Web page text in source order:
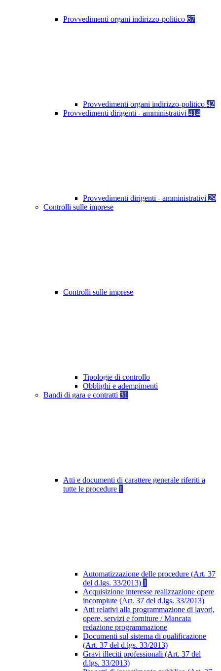
Provvedimenti organi indirizzo-politico 67
Provvedimenti organi indirizzo-politico 42
Provvedimenti dirigenti - amministrativi 414
Provvedimenti dirigenti - amministrativi 29
Controlli sulle imprese
Controlli sulle imprese
Tipologie di controllo
Obblighi e adempimenti
Bandi di gara e contratti 31
Atti e documenti di carattere generale riferiti a
tutte le procedure 1
Automatizzazione delle procedure (Art. 37
del d.lgs. 33/2013) 1
Acquisizione interesse realizzazione opere
incompiute (Art. 37 del d.lgs. 33/2013)
Atti relativi alla programmazione di lavori,
opere, servizi e forniture / Mancata
redazione programmazione
Documenti sul sistema di qualificazione
(Art. 37 del d.lgs. 33/2013)
Gravi illeciti professionali (Art. 37 del
d.lgs. 33/2013)